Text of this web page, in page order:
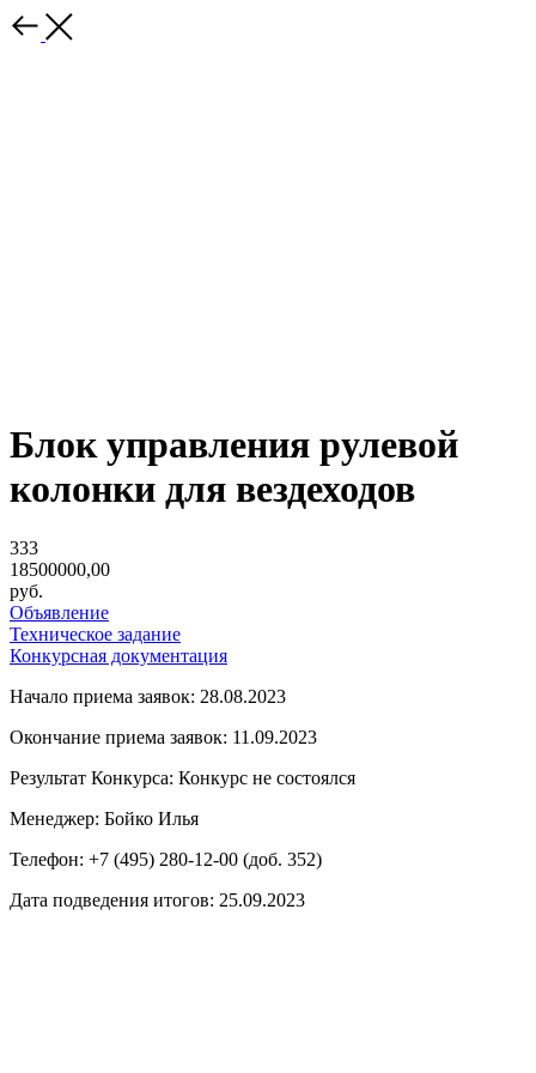
Блок управления рулевой
колонки для вездеходов
333
18500000,00
руб.
Объявление
Техническое задание
Конкурсная документация
Начало приема заявок: 28.08.2023
Окончание приема заявок: 11.09.2023
Результат Конкурса: Конкурс не состоялся
Менеджер: Бойко Илья
Телефон: +7 (495) 280-12-00 (доб. 352)
Дата подведения итогов: 25.09.2023